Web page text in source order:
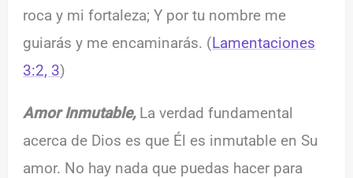
roca y mi fortaleza; Y por tu nombre me
guiarás y me encaminarás. (Lamentaciones
3:2, 3)
Amor Inmutable,La verdad fundamental
acerca de Dios es que Él es inmutable en Su
amor. No hay nada que puedas hacer para